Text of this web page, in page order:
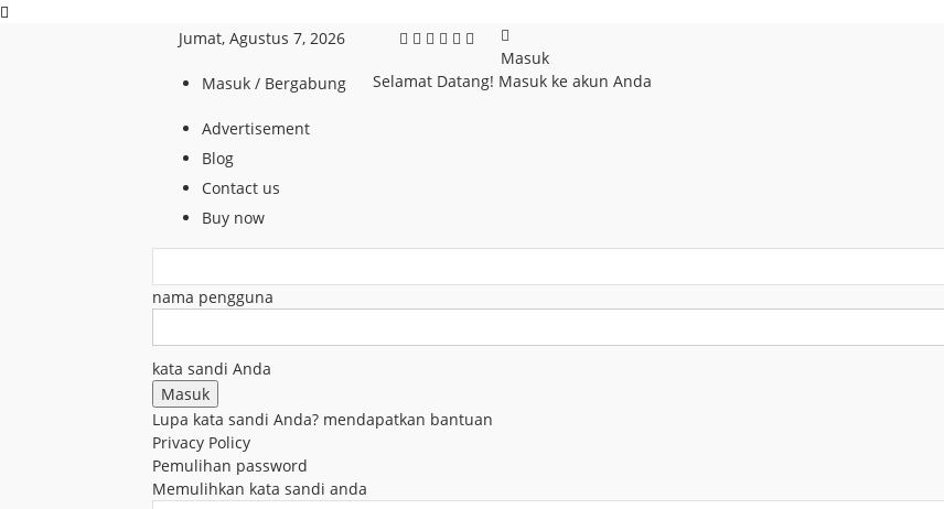
Jumat, Agustus 7, 2026
Masuk / Bergabung
Advertisement
Blog
Contact us
Buy now
Masuk
Selamat Datang! Masuk ke akun Anda
nama pengguna
kata sandi Anda
Lupa kata sandi Anda? mendapatkan bantuan
Privacy Policy
Pemulihan password
Memulihkan kata sandi anda